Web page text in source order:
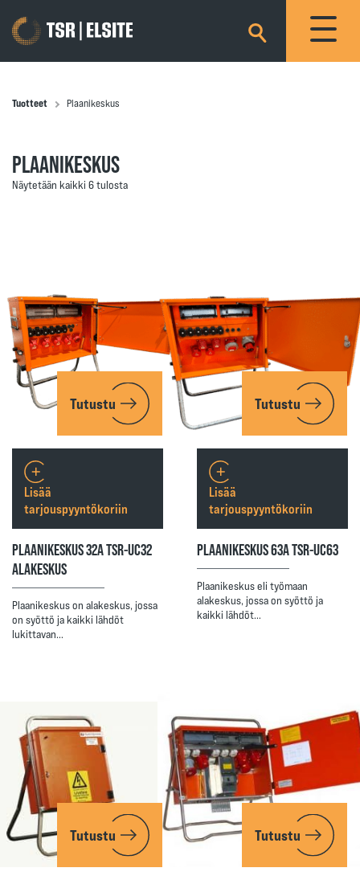
×
Tuotteet Plaanikeskus
PLAANIKESKUS
Näytetään kaikki 6 tulosta
Tutustu
PLAANIKESKUS 32A TSR-UC32
ALAKESKUS
Plaanikeskus on alakeskus, jossa
on syöttö ja kaikki lähdöt
lukittavan…
Lisää
tarjouspyyntökoriin
Tutustu
PLAANIKESKUS 63A TSR-UC63
Plaanikeskus eli työmaan
alakeskus, jossa on syöttö ja
kaikki lähdöt…
Lisää
tarjouspyyntökoriin
Tutustu Tutustu